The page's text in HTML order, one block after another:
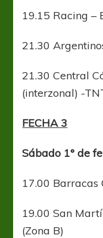
19.15 Racing –
21.30
21.30 Central
(interzonal) -
FECHA 3
Sábado 1° de
17.00 Barracas
19.00 San
(Zona B)